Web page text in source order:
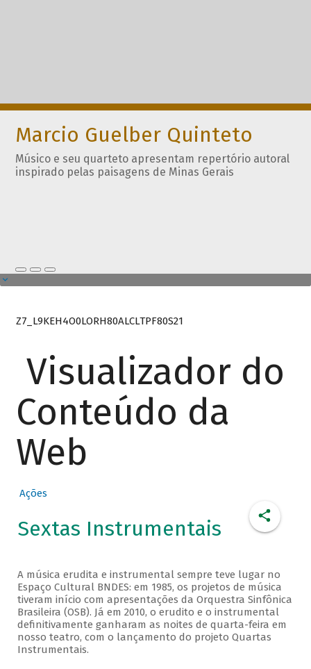
Marcio Guelber Quinteto
Músico e seu quarteto apresentam repertório autoral
inspirado pelas paisagens de Minas Gerais
Z7_L9KEH4O0LORH80ALCLTPF80S21
Visualizador do
Conteúdo da
Web
Ações
Sextas Instrumentais
A música erudita e instrumental sempre teve lugar no
Espaço Cultural BNDES: em 1985, os projetos de música
tiveram início com apresentações da Orquestra Sinfônica
Brasileira (OSB). Já em 2010, o erudito e o instrumental
definitivamente ganharam as noites de quarta-feira em
nosso teatro, com o lançamento do projeto Quartas
Instrumentais.